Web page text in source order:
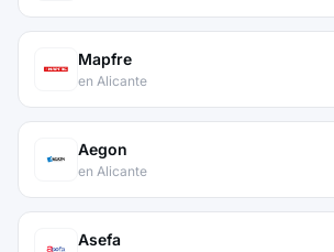
Mapfre
en Alicante
Aegon
en Alicante
Asefa